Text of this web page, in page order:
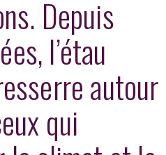
Depuis
l’étau
autour
qui